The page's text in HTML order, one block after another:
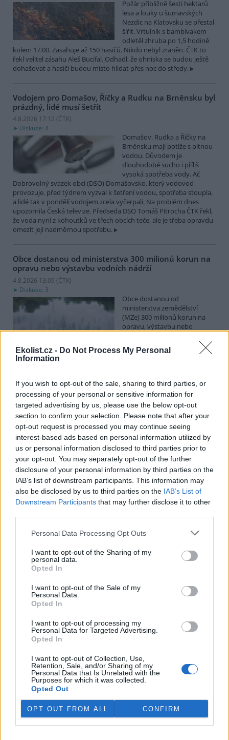
Ekolist.cz - Do Not Process My Personal
Information
If you wish to opt-out of the sale, sharing to third parties, or
processing of your personal or sensitive information for
targeted advertising by us, please use the below opt-out
section to confirm your selection. Please note that after your
opt-out request is processed you may continue seeing
interest-based ads based on personal information utilized by
us or personal information disclosed to third parties prior to
your opt-out. You may separately opt-out of the further
disclosure of your personal information by third parties on the
IAB’s list of downstream participants. This information may
also be disclosed by us to third parties on the IAB’s List of
Downstream Participants that may further disclose it to other
Personal Data Processing Opt Outs
I want to opt-out of the Sharing of my
personal data.
Opted In
I want to opt-out of the Sale of my
Personal Data.
Opted In
I want to opt-out of processing my
Personal Data for Targeted Advertising.
Opted In
I want to opt-out of Collection, Use,
Retention, Sale, and/or Sharing of my
Personal Data that Is Unrelated with the
Purposes for which it was collected.
Opted Out
OPT OUT FROM ALL CONFIRM
Požár přibližně šesti hektarů
lesa a louky u šumavských
Nezdic na Klatovsku se přestal
šířit. Vrtulník s bambivakem
odletěl zhruba po 1,5 hodině
kolem 17:00. Zasahuje až 150 hasičů. Nikdo nebyl zraněn. ČTK to
řekl velitel zásahu Aleš Bucifal. Odhadl, že ohniska se budou ještě
dohašovat a hasiči budou místo hlídat přes noc do středy.
Vodojem pro Domašov, Říčky a Rudku na Brněnsku byl
prázdný, lidé musí šetřit
4.8.2026 17:12 (ČTK)
Diskuse: 4
Domašov, Rudka a Říčky na
Brněnsku mají potíže s pitnou
vodou. Důvodem je
dlouhodobé sucho i příliš
vysoká spotřeba vody. Ač
Dobrovolný svazek obcí (DSO) Domašovsko, který vodovod
provozuje, před týdnem vyzval k šetření vodou, spotřeba stoupla,
a lidé tak v pondělí vodojem zcela vyčerpali. Na problém dnes
upozornila Česká televize. Předseda DSO Tomáš Pitrocha ČTK řekl,
že voda nyní z kohoutků ve třech obcích teče, ale je třeba opravdu
omezit její nadměrnou spotřebu.
Obce dostanou od ministerstva 300 milionů korun na
opravu nebo výstavbu vodních nádrží
4.8.2026 13:09 (ČTK)
Diskuse: 3
Obce dostanou od
ministerstva zemědělství
(MZe) 300 milionů korun na
opravu, výstavbu nebo
nádrží. Žádost o dotace mohou podávat od 7. září do 7. října.
i kamenné stáje
4.8.2026 12:52 (ČTK)
Hospodářská zvířata na jihu
Čech se při tropických
teplotách ochlazují v
remízkách i kamenných stájích.
Někteří jihočeští farmáři
vypouštějí krávy, ovce či koně na pastviny v noci a v největších
vedrech je nechávají uvnitř chladnějších budov. Kvůli suchu
neroste na loukách tráva a zemědělci musí dobytek přikrmovat
zásobami sena na zimu. Vysychají zdroje vody a rostou náklady na
její dopravu i na elektřinu na ochlazování zvířat, zjistila ČTK.
V Japonsku, které bojuje s extrémními vedry, uhynuly
4.8.2026 12:42 (ČTK)
Diskuse: 2
Tři lvice v zoologické zahradě v
horka. Japonsko se toto léto
potýká s vlnami extrémních
veder, napsal zpravodajský server
Ghanský parlament schválil přísný zákon na ochranu
kakaových plantáží
Ghanský parlament schválil
zákon, podle kterého místním
farmářům hrozí až 20 let
úřadů přemění svou kakaovou
plantáž na jiný účel. Informovala o tom agentura AP; zákon nyní
čeká na podpis prezidenta Johna Mahamy.